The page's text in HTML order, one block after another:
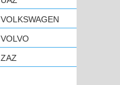
VOLKSWAGEN
VOLVO
ZAZ